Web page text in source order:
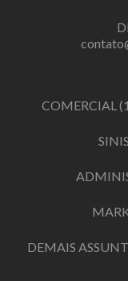
COMERCIAL
DEMAIS